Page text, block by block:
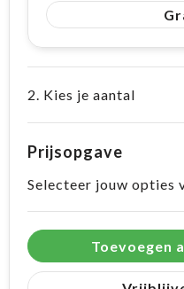
2. Kies je aantal
Prijsopgave
Selecteer jouw opties
Toevoegen